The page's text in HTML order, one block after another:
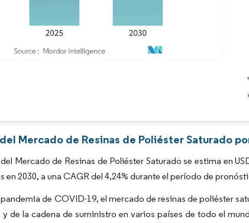
Mercado de Resinas de Poliéster Saturado
Mercado de Resinas de Poliéster Saturado se estima en
en 2030, a una CAGR del 4,24% durante el período de
de COVID-19, el mercado de resinas de poliéster
de la cadena de suministro en varios países de todo el